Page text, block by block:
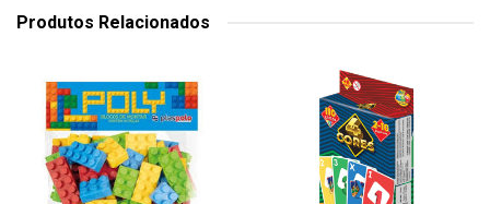
Produtos Relacionados